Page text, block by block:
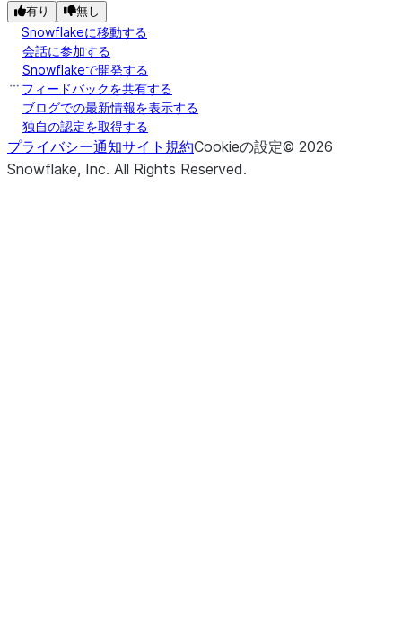
有り 無し
Snowflakeに移動する
会話に参加する
Snowflakeで開発する
フィードバックを共有する
ブログでの最新情報を表示する
独自の認定を取得する
プライバシー通知サイト規約Cookieの設定© 2026
Snowflake, Inc. All Rights Reserved.